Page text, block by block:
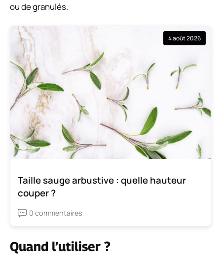
ou de granulés.
4 août 2026
Taille sauge arbustive : quelle hauteur
couper ?
0 commentaires
Quand l’utiliser ?